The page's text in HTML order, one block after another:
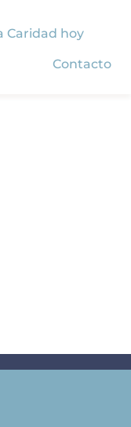
Caridad hoy
Contacto